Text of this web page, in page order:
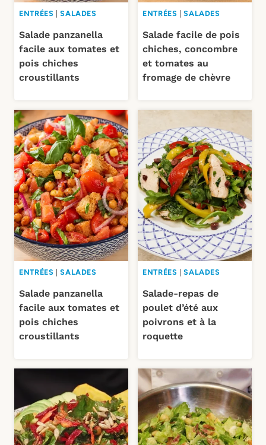
ENTRÉES |SALADES
Salade panzanella
facile aux tomates et
pois chiches
croustillants
ENTRÉES |SALADES
Salade facile de pois
chiches, concombre
et tomates au
fromage de chèvre
ENTRÉES |SALADES
Salade panzanella
facile aux tomates et
pois chiches
croustillants
ENTRÉES |SALADES
Salade-repas de
poulet d’été aux
poivrons et à la
roquette